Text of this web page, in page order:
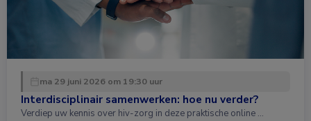
ma 29 juni 2026 om 19:30 uur
Interdisciplinair samenwerken: hoe nu verder?
Verdiep uw kennis over hiv-zorg in deze praktische online …